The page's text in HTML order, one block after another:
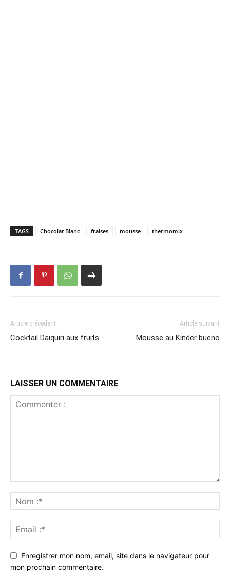
TAGS Chocolat Blanc fraises mousse thermomix
Article précédent
Cocktail Daiquiri aux fruits
Article suivant
Mousse au Kinder bueno
LAISSER UN COMMENTAIRE
Enregistrer mon nom, email, site dans le navigateur pour
mon prochain commentaire.